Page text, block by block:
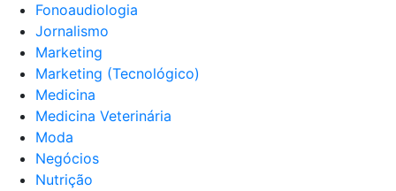
Fonoaudiologia
Jornalismo
Marketing
Marketing (Tecnológico)
Medicina
Medicina Veterinária
Moda
Negócios
Nutrição